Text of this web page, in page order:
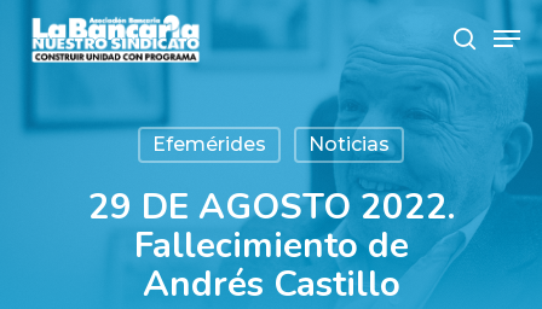
main
search
Efemérides Noticias
29 DE AGOSTO 2022.
Fallecimiento de
Andrés Castillo